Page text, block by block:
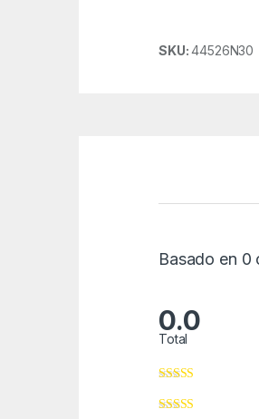
SKU:44526N30
Basado en 0
0.0
Total